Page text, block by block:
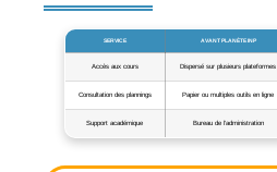
SERVICE AVANT PLANÈTE INP
Accès aux cours Dispersé sur plusieurs plateformes
Consultation des plannings Papier ou multiples outils en ligne
Support académique Bureau de l’administration